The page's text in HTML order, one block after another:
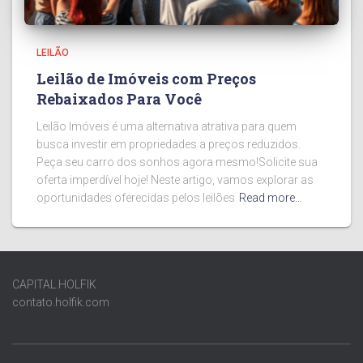
LEILÃO
Leilão de Imóveis com Preços
Rebaixados Para Você
Leilão Imóveis é uma alternativa atrativa para quem
busca investir em propriedades a preços reduzidos.
Peça seu carro dos sonhos agora mesmo!Solicite sua
oferta imperdível hoje! Neste artigo, vamos explorar as
oportunidades oferecidas pelos leilões Read more…
CAPITAL.HOLFIK
contato.holfik.com